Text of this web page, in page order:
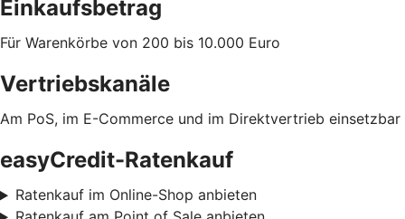
Einkaufsbetrag
Für Warenkörbe von 200 bis 10.000 Euro
Vertriebskanäle
Am PoS, im E-Commerce und im Direktvertrieb einsetzbar
easyCredit-Ratenkauf
Ratenkauf im Online-Shop anbieten